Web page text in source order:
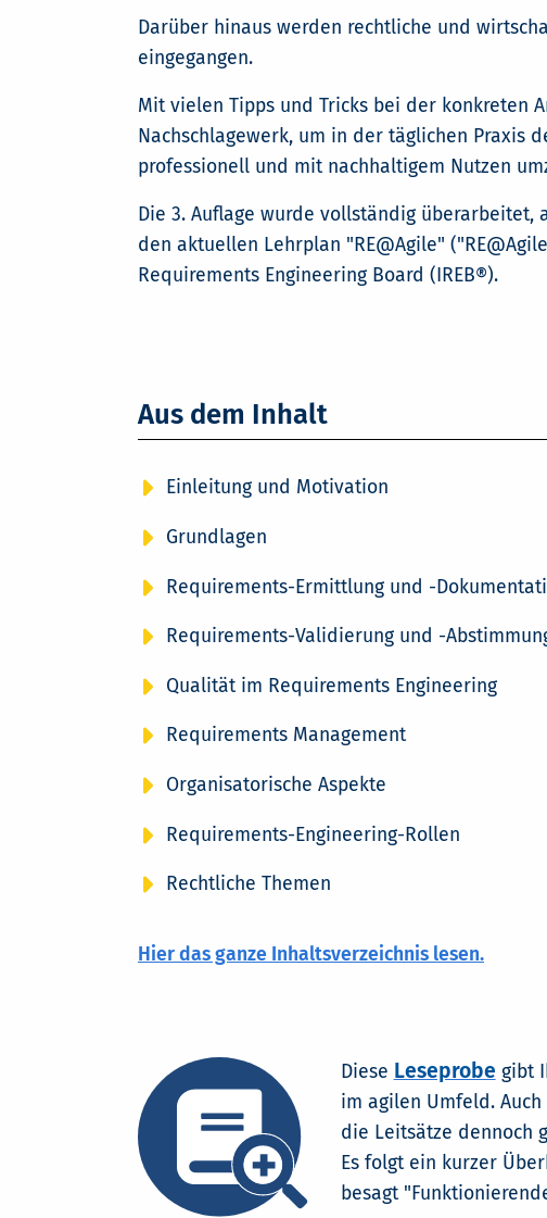
Darüber hinaus werden rechtliche und
eingegangen.
Mit vielen Tipps und Tricks bei der konkreten
Nachschlagewerk, um in der täglichen Praxis
professionell und mit nachhaltigem Nutzen
Die 3. Auflage wurde vollständig überarbeitet,
den aktuellen Lehrplan "RE@Agile"
Requirements Engineering Board (IREB®).
Aus dem Inhalt
Einleitung und Motivation
Grundlagen
Requirements-Ermittlung und -
Requirements-Validierung und -
Qualität im Requirements Engineering
Requirements Management
Organisatorische Aspekte
Requirements-Engineering-Rollen
Rechtliche Themen
Hier das ganze Inhaltsverzeichnis lesen.
Diese Leseprobe gibt
im agilen Umfeld.
die Leitsätze dennoch
Es folgt ein kurzer
besagt